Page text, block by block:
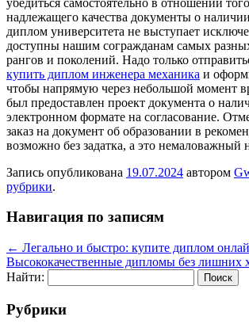
надлежащего качества документы о
диплом университета не выступает
доступны нашим согражданам самых
рангов и поколений. Надо только
купить диплом инженера механика и
чтобы напрямую через небольшой момент
был предоставлен проект документа о
электронном формате на согласование.
заказ на документ об образовании в
возможно без задатка, а это немаловажный
Запись опубликована 19.07.2024 автором
рубрики.
Навигация по записям
← Легально и быстро: купите диплом
Высококачественные дипломы без лишних
Найти:
Рубрики